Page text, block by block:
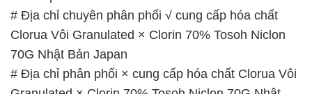
Granulated × Clorin 70% Tosoh Niclon 70G Nhật
Bản Japan
# Đơn vị chuyên kinh doanh φ cung cấp hóa chất
Clorua Vôi Granulated × Clorin 70% Tosoh Niclon
70G Nhật Bản Japan